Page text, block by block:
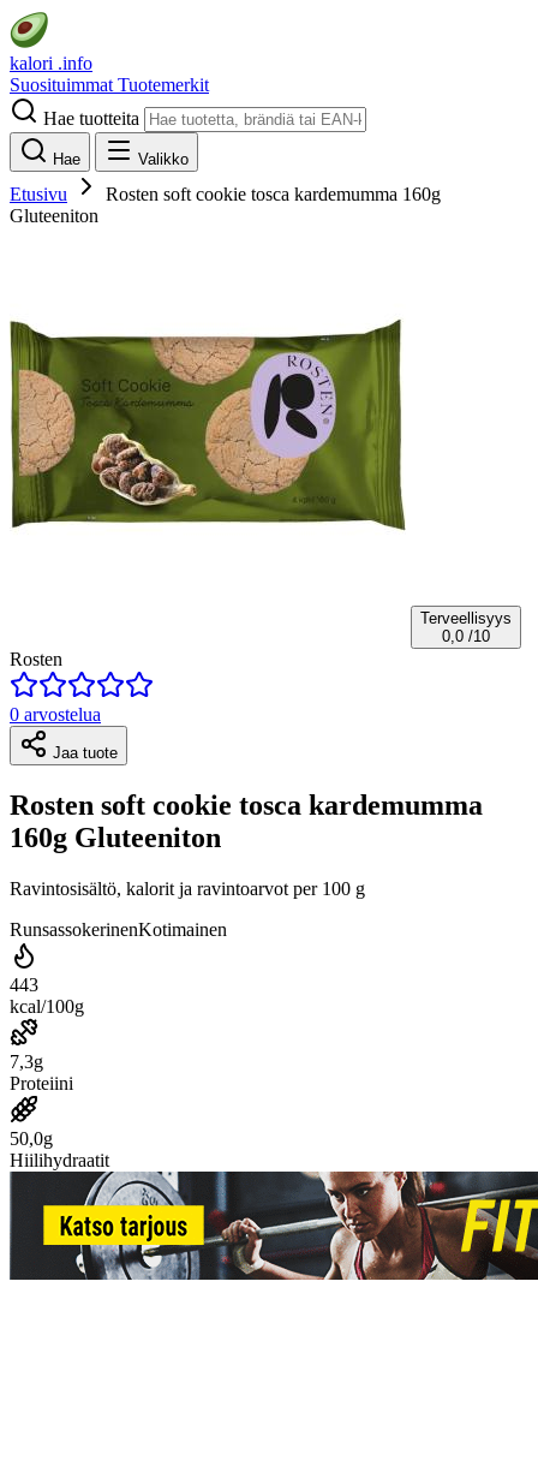
kalori .info
Suosituimmat Tuotemerkit
Hae tuotteita
Hae Valikko
Etusivu
Rosten soft cookie tosca kardemumma 160g
Gluteeniton
Terveellisyys
0,0 /10
Rosten
0 arvostelua
Jaa tuote
Rosten soft cookie tosca kardemumma
160g Gluteeniton
Ravintosisältö, kalorit ja ravintoarvot per 100 g
RunsassokerinenKotimainen
443
kcal/100g
7,3g
Proteiini
50,0g
Hiilihydraatit